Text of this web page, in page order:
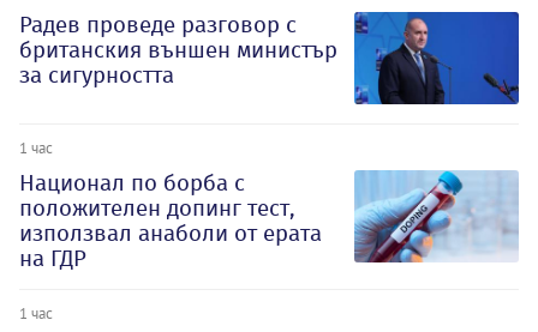
Радев проведе разговор с
британския външен министър
за сигурността
1 час
Национал по борба с
положителен допинг тест,
използвал анаболи от ерата
на ГДР
1 час